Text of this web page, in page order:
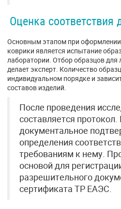
Оценка соответствия
Основным этапом при оформлении
коврики является испытание
лаборатории. Отбор образцов
делает эксперт. Количество
индивидуальном порядке и
составов изделий.
После проведения
составляется
документальное
определения
требованиям к нему.
основой для
разрешительного
сертификата ТР ЕАЭС.